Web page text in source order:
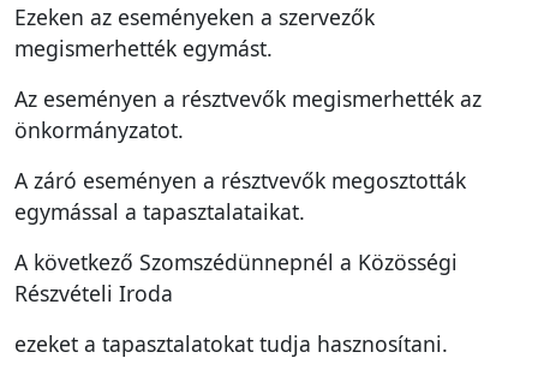
Ezeken az eseményeken a szervezők
megismerhették egymást.
Az eseményen a résztvevők megismerhették az
önkormányzatot.
A záró eseményen a résztvevők megosztották
egymással a tapasztalataikat.
A következő Szomszédünnepnél a Közösségi
Részvételi Iroda
ezeket a tapasztalatokat tudja hasznosítani.